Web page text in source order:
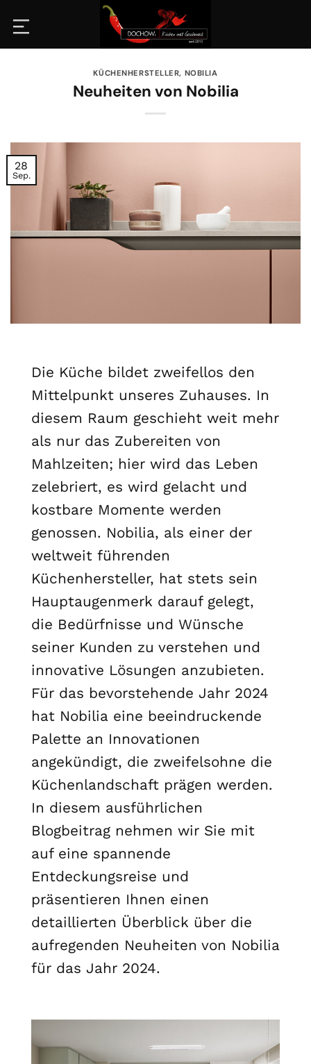
Inhalt
KÜCHENHERSTELLER, NOBILIA
Neuheiten von Nobilia
28
Sep.
Die Küche bildet zweifellos den
Mittelpunkt unseres Zuhauses. In
diesem Raum geschieht weit mehr
als nur das Zubereiten von
Mahlzeiten; hier wird das Leben
zelebriert, es wird gelacht und
kostbare Momente werden
genossen. Nobilia, als einer der
weltweit führenden
Küchenhersteller, hat stets sein
Hauptaugenmerk darauf gelegt,
die Bedürfnisse und Wünsche
seiner Kunden zu verstehen und
innovative Lösungen anzubieten.
Für das bevorstehende Jahr 2024
hat Nobilia eine beeindruckende
Palette an Innovationen
angekündigt, die zweifelsohne die
Küchenlandschaft prägen werden.
In diesem ausführlichen
Blogbeitrag nehmen wir Sie mit
auf eine spannende
Entdeckungsreise und
präsentieren Ihnen einen
detaillierten Überblick über die
aufregenden Neuheiten von Nobilia
für das Jahr 2024.